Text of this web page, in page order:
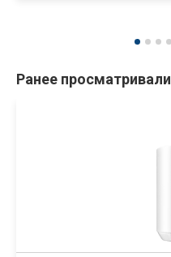
Ранее просматривали